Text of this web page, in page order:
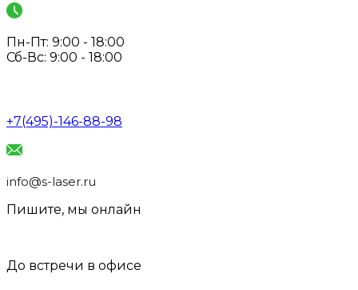
Пн-Пт: 9:00 - 18:00
Сб-Вс: 9:00 - 18:00
+7(495)-146-88-98
info@s-laser.ru
Пишите, мы онлайн
До встречи в офисе